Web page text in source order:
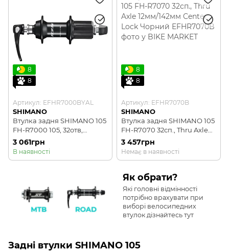
8
8
Артикул: EFHR7000BYAL
SHIMANO
Втулка задня SHIMANO 105
FH-R7000 105, 32отв,
ексцентрик, чорна
3 061грн
В наявності
8
8
Артикул: EFHR7070B
SHIMANO
Втулка задня SHIMANO 105
FH-R7070 32сп., Thru Axle
12мм/142мм Center Lock
Чорний
3 457грн
Немає в наявності
Як обрати?
Які головні відмінності
потрібно врахувати при
виборі велосипедних
втулок дізнайтесь тут
Задні втулки SHIMANO 105